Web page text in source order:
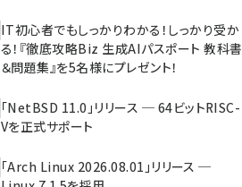
IT初心者でもしっかりわかる！しっかり受か
る！『徹底攻略Biz 生成AIパスポート 教科書
＆問題集』を5名様にプレゼント！
「NetBSD 11.0」リリース ─ 64ビットRISC-
Vを正式サポート
「Arch Linux 2026.08.01」リリース ─